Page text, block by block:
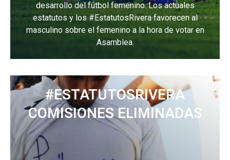
desarrollo del fútbol femenino. Los actuales
estatutos y los #EstatutosRivera favorecen al
masculino sobre el femenino a la hora de votar en
Asamblea.
#ESTATUTOSRIVERA
COMISIONES ELIMINADAS